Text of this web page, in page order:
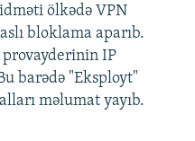
ölkədə VPN
bloklama aparıb.
IP
barədə "Eksployt"
məlumat yayıb.